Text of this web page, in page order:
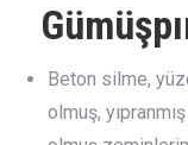
Beton silme,
olmuş,